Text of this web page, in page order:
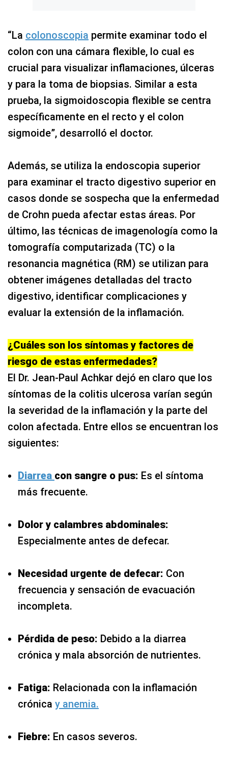
“La colonoscopia permite examinar todo el
colon con una cámara flexible, lo cual es
crucial para visualizar inflamaciones, úlceras
y para la toma de biopsias. Similar a esta
prueba, la sigmoidoscopia flexible se centra
específicamente en el recto y el colon
sigmoide”, desarrolló el doctor.
Además, se utiliza la endoscopia superior
para examinar el tracto digestivo superior en
casos donde se sospecha que la enfermedad
de Crohn pueda afectar estas áreas. Por
último, las técnicas de imagenología como la
tomografía computarizada (TC) o la
resonancia magnética (RM) se utilizan para
obtener imágenes detalladas del tracto
digestivo, identificar complicaciones y
evaluar la extensión de la inflamación.
¿Cuáles son los síntomas y factores de
riesgo de estas enfermedades?
El Dr. Jean-Paul Achkar dejó en claro que los
síntomas de la colitis ulcerosa varían según
la severidad de la inflamación y la parte del
colon afectada. Entre ellos se encuentran los
siguientes:
Diarrea con sangre o pus: Es el síntoma
más frecuente.
Dolor y calambres abdominales:
Especialmente antes de defecar.
Necesidad urgente de defecar: Con
frecuencia y sensación de evacuación
incompleta.
Pérdida de peso: Debido a la diarrea
crónica y mala absorción de nutrientes.
Fatiga: Relacionada con la inflamación
crónica y anemia.
Fiebre: En casos severos.